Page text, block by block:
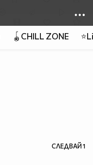
🪀CHILL ZONE
СЛЕДВАЙ1